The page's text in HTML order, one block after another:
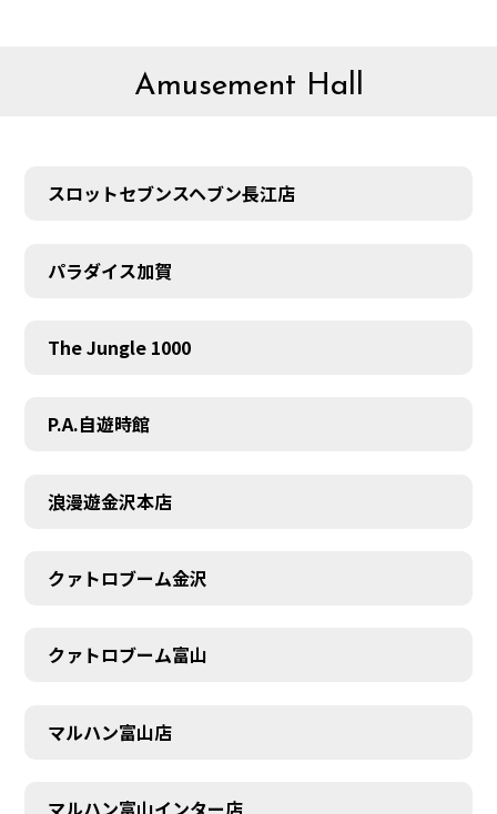
Amusement Hall
スロットセブンスヘブン長江店
パラダイス加賀
The Jungle 1000
P.A.自遊時館
浪漫遊金沢本店
クァトロブーム金沢
クァトロブーム富山
マルハン富山店
マルハン富山インター店